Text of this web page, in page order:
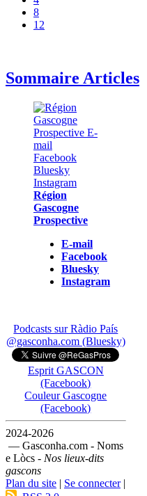
8
12
Sommaire Articles
Région
Gascogne
Prospective
E-mail
Facebook
Bluesky
Instagram
Podcasts sur Ràdio País
@gasconha.com (Bluesky)
Esprit GASCON
(Facebook)
Couleur Gascogne
(Facebook)
2024-2026
— Gasconha.com - Noms
e Lòcs - Nos lieux-dits
gascons
Plan du site | Se connecter|